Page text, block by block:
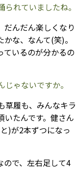
れていましたね。
だんだん楽しくなり
な、なんて(笑)。
ているのが分かるの
ゃないですか。
履も、みんなキラ
いたんです。健さん
)が2本ずつになっ
ので、左右足して4